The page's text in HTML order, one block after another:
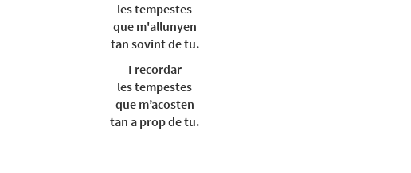
les tempestes
que m'allunyen
tan sovint de tu.
I recordar
les tempestes
que m’acosten
tan a prop de tu.